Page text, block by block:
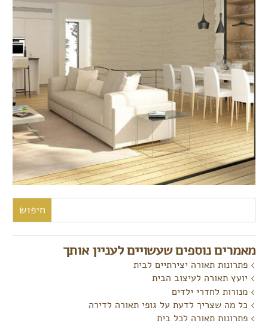
מאמרים נוספים שעשויים לעניין אותך
פתרונות תאורה יצירתיים לבית
יועץ תאורה לעיצוב הבית
מנורות לחדרי ילדים
כל מה שצריך לדעת על גופי תאורה לדירה
פתרונות תאורה לכל בית